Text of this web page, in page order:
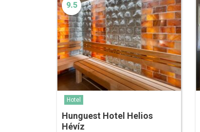
9.5
Hotel
Hunguest Hotel Helios
Hévíz